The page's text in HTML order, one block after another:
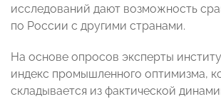
исследований дают возможность
по России с другими странами.
На основе опросов эксперты
индекс промышленного оптимизма,
складывается из фактической